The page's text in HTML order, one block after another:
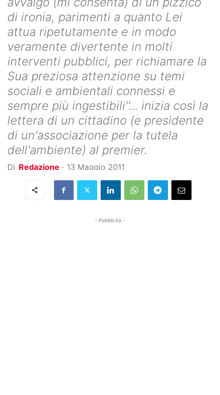
di ironia, parimenti a quanto Lei
attua ripetutamente e in modo
veramente divertente in molti
interventi pubblici, per richiamare la
Sua preziosa attenzione su temi
sociali e ambientali connessi e
sempre più ingestibili''... inizia così la
lettera di un cittadino (e presidente
di un'associazione per la tutela
dell'ambiente) al premier.
Di Redazione - 13 Maggio 2011
- Pubblicità -